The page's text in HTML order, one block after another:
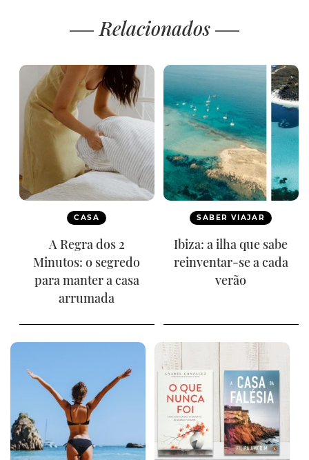
Relacionados
CASA
A Regra dos 2
Minutos: o segredo
para manter a casa
arrumada
SABER VIAJAR
Ibiza: a ilha que sabe
reinventar-se a cada
verão